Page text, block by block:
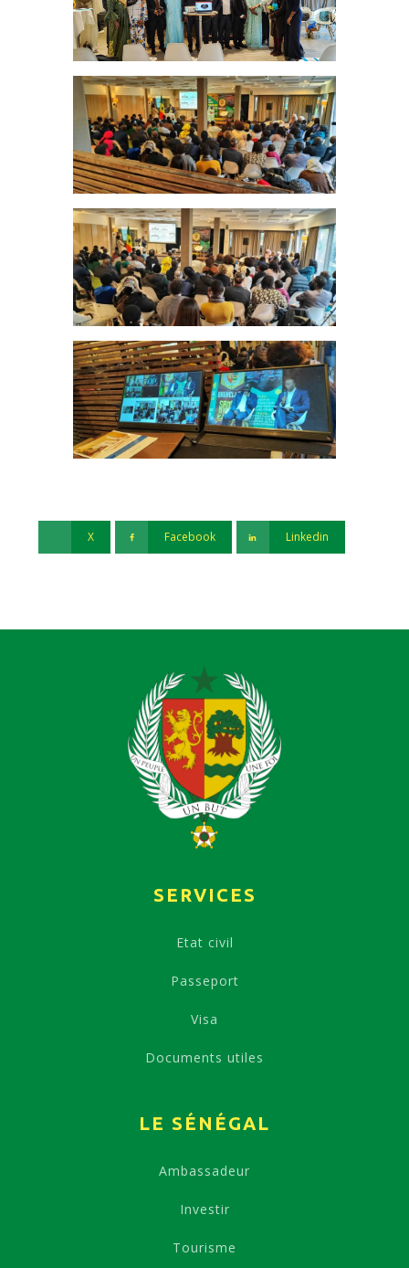
X Facebook Linkedin
SERVICES
Etat civil
Passeport
Visa
Documents utiles
LE SÉNÉGAL
Ambassadeur
Investir
Tourisme